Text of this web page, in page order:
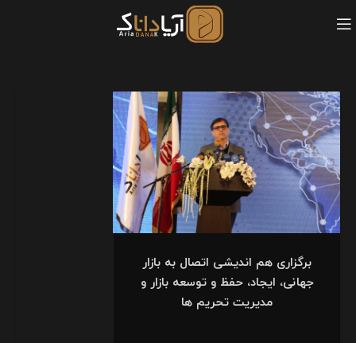
برگزاری هم اندیشی اتصال به بازار
جهانی، ایجاد، حفظ و توسعه بازار و
مدیریت تحریم ها